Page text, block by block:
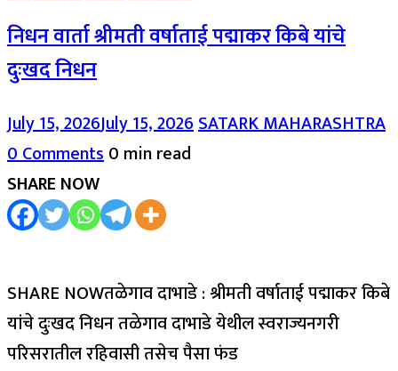
निधन वार्ता श्रीमती वर्षाताई पद्माकर किबे यांचे
दुःखद निधन
July 15, 2026July 15, 2026SATARK MAHARASHTRA
0 Comments0 min read
SHARE NOW
SHARE NOWतळेगाव दाभाडे : श्रीमती वर्षाताई पद्माकर किबे
यांचे दुःखद निधन तळेगाव दाभाडे येथील स्वराज्यनगरी
परिसरातील रहिवासी तसेच पैसा फंड